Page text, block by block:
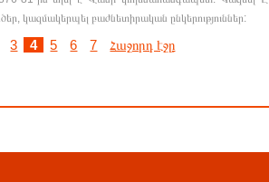
կազմակերպել բաժնետիրական ընկերություններ:
3 4 5 6 7 Հաջորդ էջը